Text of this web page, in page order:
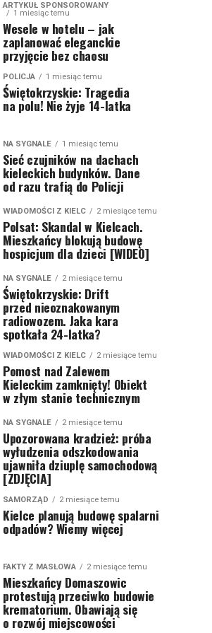
ARTYKUŁ SPONSOROWANY
1 miesiąc temu
Wesele w hotelu – jak
zaplanować eleganckie
przyjęcie bez chaosu
POLICJA 1 miesiąc temu
Świętokrzyskie: Tragedia
na polu! Nie żyje 14-latka
NA SYGNALE 1 miesiąc temu
Sieć czujników na dachach
kieleckich budynków. Dane
od razu trafią do Policji
WIADOMOŚCI Z KIELC 2 miesiące temu
Polsat: Skandal w Kielcach.
Mieszkańcy blokują budowę
hospicjum dla dzieci [WIDEO]
NA SYGNALE 2 miesiące temu
Świętokrzyskie: Drift
przed nieoznakowanym
radiowozem. Jaka kara
spotkała 24-latka?
WIADOMOŚCI Z KIELC 2 miesiące temu
Pomost nad Zalewem
Kieleckim zamknięty! Obiekt
w złym stanie technicznym
NA SYGNALE 2 miesiące temu
Upozorowana kradzież: próba
wyłudzenia odszkodowania
ujawniła dziuplę samochodową
[ZDJĘCIA]
SAMORZĄD 2 miesiące temu
Kielce planują budowę spalarni
odpadów? Wiemy więcej
FAKTY Z MASŁOWA 2 miesiące temu
Mieszkańcy Domaszowic
protestują przeciwko budowie
krematorium. Obawiają się
o rozwój miejscowości